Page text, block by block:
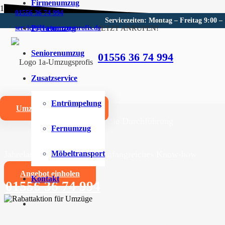
01556 36 74 994
service@1a-umzugsprofis.de
Servicezeiten: Montag – Freitag 9:00 –
JETZT ANRUFEN!
01556 36 74 994
Firmenumzug
Privatumzug
Seniorenumzug
Zusatzservice
Entrümpelung
Fernumzug
Möbeltransport
Kontakt
Umzugskostenrechner
Umzugsunternehmen für
Wir sind Ihr kompetentes Umzugsunternehmen für
Zuverlässige und professionelle Durchführung
Jahrelange Erfahrung und umfangreiches Know-how
Angebot einholen
01556 36 74 994